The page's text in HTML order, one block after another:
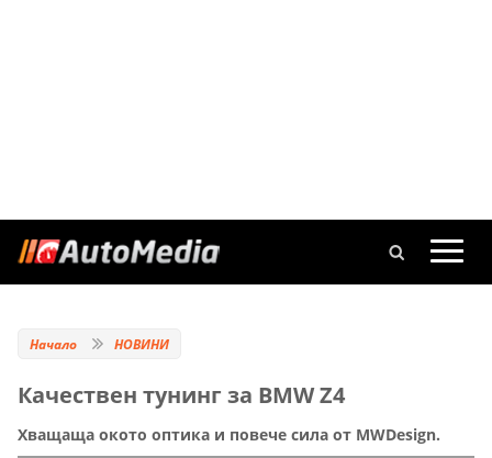
Начало НОВИНИ
Качествен тунинг за BMW Z4
Хващаща окото оптика и повече сила от MWDesign.